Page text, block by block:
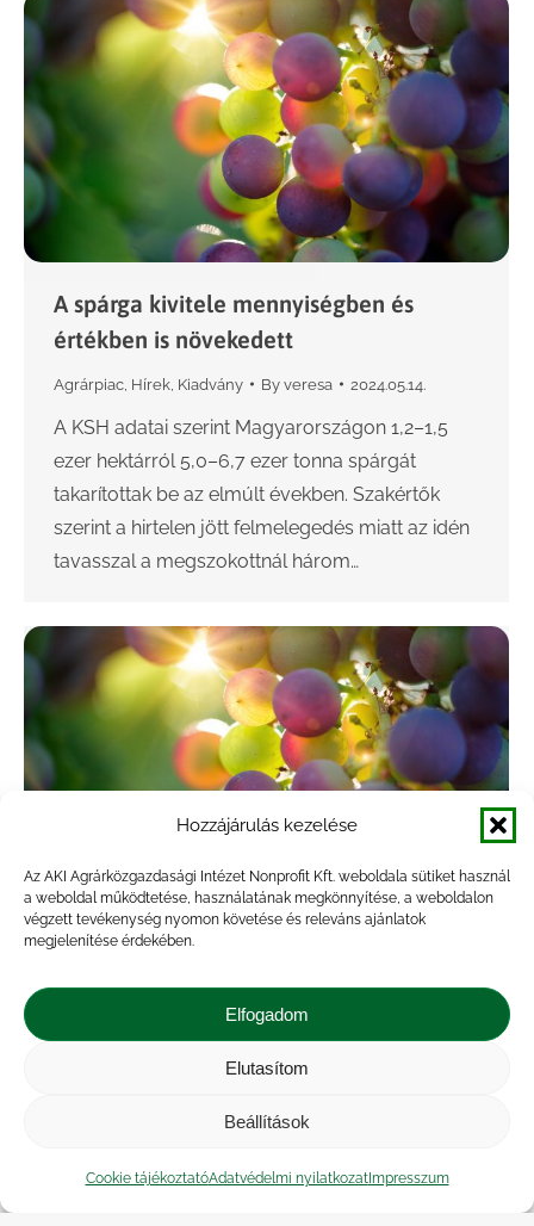
Hozzájárulás kezelése
Az AKI Agrárközgazdasági Intézet Nonprofit Kft. weboldala sütiket használ
a weboldal működtetése, használatának megkönnyítése, a weboldalon
végzett tevékenység nyomon követése és releváns ajánlatok
megjelenítése érdekében.
Elfogadom
Elutasítom
Beállítások
Cookie tájékoztatóAdatvédelmi nyilatkozatImpresszum
A spárga kivitele mennyiségben és
értékben is növekedett
Agrárpiac Hírek Kiadvány By veresa 2024.05.14.
A KSH adatai szerint Magyarországon 1,2–1,5
ezer hektárról 5,0–6,7 ezer tonna spárgát
takarítottak be az elmúlt években. Szakértők
szerint a hirtelen jött felmelegedés miatt az idén
tavasszal a megszokottnál három…
A spárga hazai fogyasztása alacsony,
2023.05.09.
Az Eurostat adatai szerint az Európai Unió
ben, amelynek 40 százalékát Németország (110